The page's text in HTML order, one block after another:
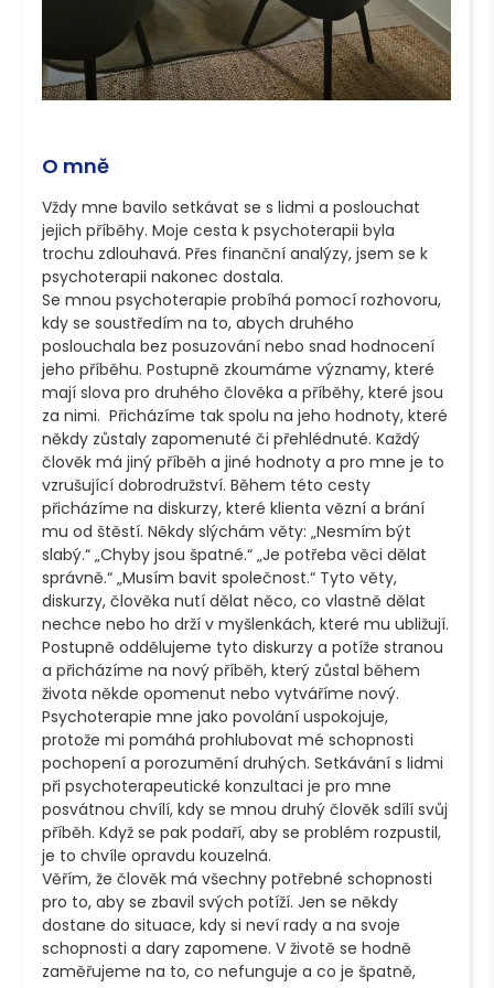
O mně
Vždy mne bavilo setkávat se s lidmi a poslouchat
jejich příběhy. Moje cesta k psychoterapii byla
trochu zdlouhavá. Přes finanční analýzy, jsem se k
psychoterapii nakonec dostala.
Se mnou psychoterapie probíhá pomocí rozhovoru,
kdy se soustředím na to, abych druhého
poslouchala bez posuzování nebo snad hodnocení
jeho příběhu. Postupně zkoumáme významy, které
mají slova pro druhého člověka a příběhy, které jsou
za nimi.  Přicházíme tak spolu na jeho hodnoty, které
někdy zůstaly zapomenuté či přehlédnuté. Každý
člověk má jiný příběh a jiné hodnoty a pro mne je to
vzrušující dobrodružství. Během této cesty
přicházíme na diskurzy, které klienta vězní a brání
mu od štěstí. Někdy slýchám věty: „Nesmím být
slabý.“ „Chyby jsou špatné.“ „Je potřeba věci dělat
správně.“ „Musím bavit společnost.“ Tyto věty,
diskurzy, člověka nutí dělat něco, co vlastně dělat
nechce nebo ho drží v myšlenkách, které mu ubližují.
Postupně oddělujeme tyto diskurzy a potíže stranou
a přicházíme na nový příběh, který zůstal během
života někde opomenut nebo vytváříme nový.
Psychoterapie mne jako povolání uspokojuje,
protože mi pomáhá prohlubovat mé schopnosti
pochopení a porozumění druhých. Setkávání s lidmi
při psychoterapeutické konzultaci je pro mne
posvátnou chvílí, kdy se mnou druhý člověk sdílí svůj
příběh. Když se pak podaří, aby se problém rozpustil,
je to chvíle opravdu kouzelná.
Věřím, že člověk má všechny potřebné schopnosti
pro to, aby se zbavil svých potíží. Jen se někdy
dostane do situace, kdy si neví rady a na svoje
schopnosti a dary zapomene. V životě se hodně
zaměřujeme na to, co nefunguje a co je špatně,